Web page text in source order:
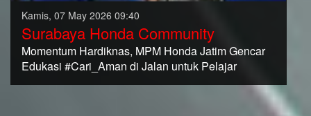
Kamis, 07 May 2026 09:40
Surabaya Honda Community
Momentum Hardiknas, MPM Honda Jatim Gencar
Edukasi #Cari_Aman di Jalan untuk Pelajar